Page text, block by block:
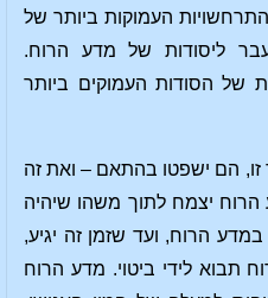
העמוקות ביותר של
ליסודות של מדע הרוח.
של הסודות העמוקים ביותר
הם ישפטו בהתאם – ואת זה
הרוח יצמח לתוך משהו שיהיה
הרוח, ועד שזמן זה יגיע,
תבוא לידי ביטוי. מדע הרוח